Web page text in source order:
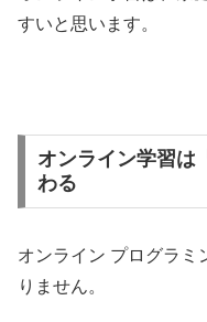
すいと思います。
オンライン学習は
わる
オンライン プログラミ
りません。